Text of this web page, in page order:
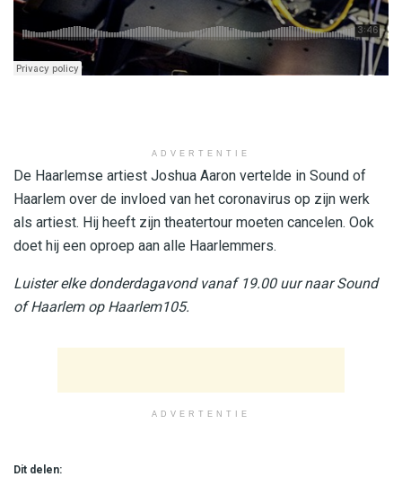
ADVERTENTIE
De Haarlemse artiest Joshua Aaron vertelde in Sound of
Haarlem over de invloed van het coronavirus op zijn werk
als artiest. Hij heeft zijn theatertour moeten cancelen. Ook
doet hij een oproep aan alle Haarlemmers.
Luister elke donderdagavond vanaf 19.00 uur naar Sound
of Haarlem op Haarlem105.
ADVERTENTIE
Dit delen: